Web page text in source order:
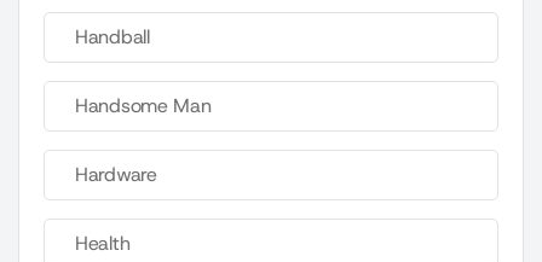
Handball
Handsome Man
Hardware
Health